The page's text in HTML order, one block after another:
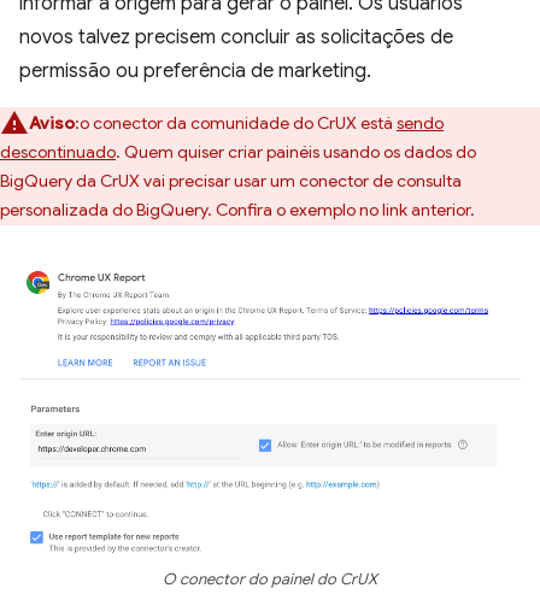
novos talvez precisem concluir as solicitações de
permissão ou preferência de marketing.
Aviso:o conector da comunidade do CrUX está sendo
descontinuado. Quem quiser criar painéis usando os dados do
BigQuery da CrUX vai precisar usar um conector de consulta
personalizada do BigQuery. Confira o exemplo no link anterior.
O conector do painel do CrUX